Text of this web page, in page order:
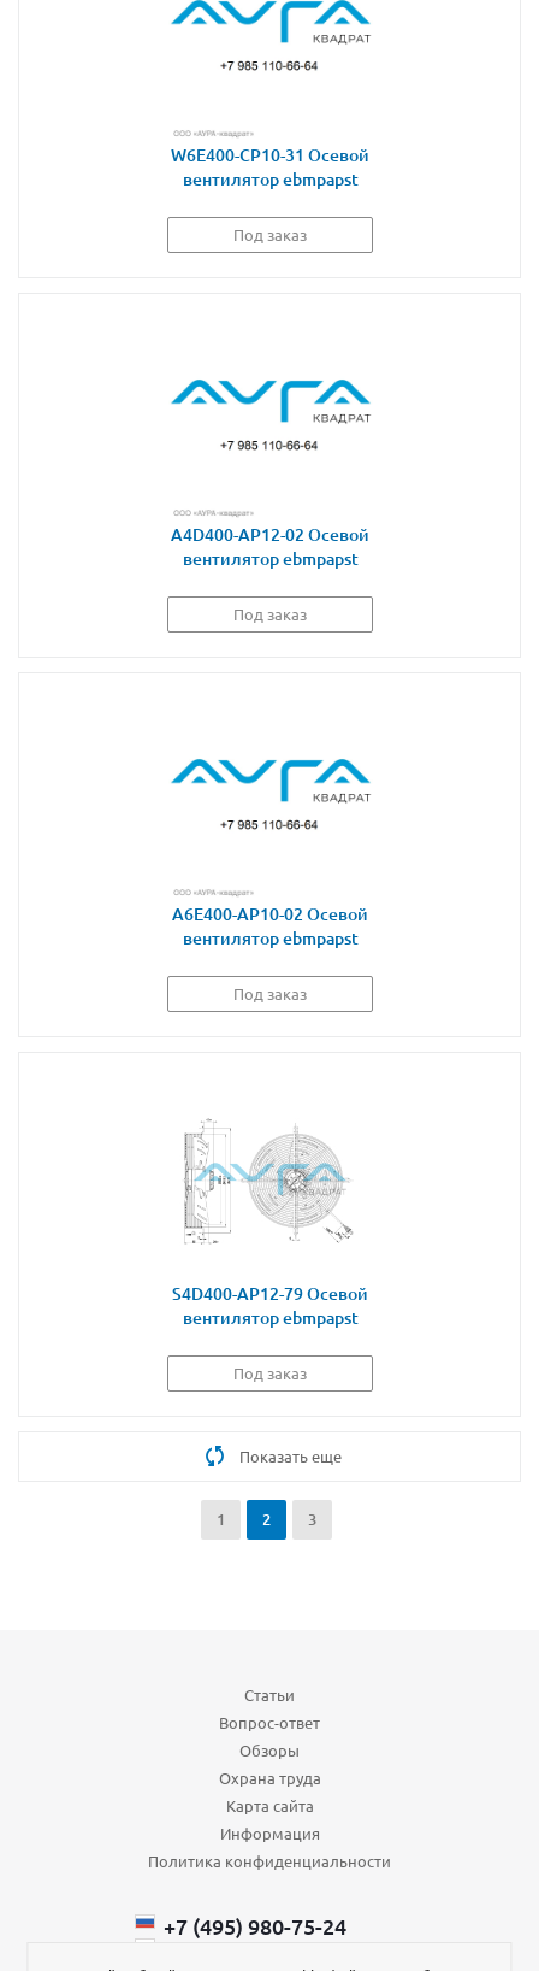
W6E400-CP10-31 Осевой
вентилятор ebmpapst
Под заказ
A4D400-AP12-02 Осевой
вентилятор ebmpapst
Под заказ
A6E400-AP10-02 Осевой
вентилятор ebmpapst
Под заказ
S4D400-AP12-79 Осевой
вентилятор ebmpapst
Под заказ
Показать еще
1 2 3
Статьи
Вопрос-ответ
Обзоры
Охрана труда
Карта сайта
Информация
Политика конфиденциальности
+7 (495) 980-75-24